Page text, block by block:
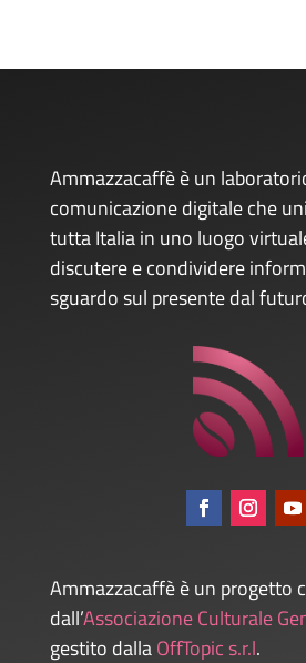
Ammazzacaffè è un
comunicazione digitale che
tutta Italia in uno luogo
discutere e condividere
sguardo sul presente dal
Ammazzacaffè è un progetto
dall’Associazione Culturale
gestito dallaOffTopic s.r.l.